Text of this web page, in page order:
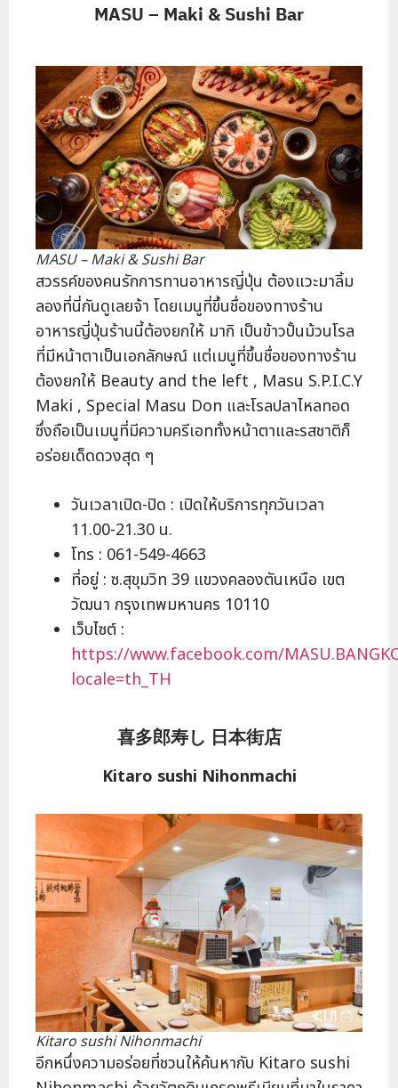
MASU – Maki & Sushi Bar
MASU – Maki & Sushi Bar
สวรรค์ของคนรักการทานอาหารญี่ปุ่น ต้องแวะมาลิ้ม
ลองที่นี่กันดูเลยจ้า โดยเมนูที่ขึ้นชื่อของทางร้าน
อาหารญี่ปุ่นร้านนี้ต้องยกให้ มากิ เป็นข้าวปั้นม้วนโรล
ที่มีหน้าตาเป็นเอกลักษณ์ แต่เมนูที่ขึ้นชื่อของทางร้าน
ต้องยกให้ Beauty and the left , Masu S.P.I.C.Y
Maki , Special Masu Don และโรลปลาไหลทอด
ซึ่งถือเป็นเมนูที่มีความครีเอททั้งหน้าตาและรสชาติก็
อร่อยเด็ดดวงสุด ๆ
วันเวลาเปิด-ปิด : เปิดให้บริการทุกวันเวลา
11.00-21.30 น.
โทร : 061-549-4663
ที่อยู่ : ซ.สุขุมวิท 39 แขวงคลองตันเหนือ เขต
วัฒนา กรุงเทพมหานคร 10110
เว็บไซต์ :
https://www.facebook.com/
locale=th_TH
喜多郎寿し 日本街店
Kitaro sushi Nihonmachi
Kitaro sushi Nihonmachi
อีกหนึ่งความอร่อยที่ชวนให้ค้นหากับ Kitaro sushi